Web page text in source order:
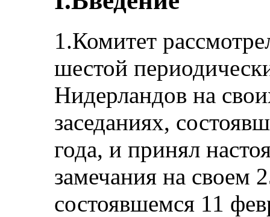
1.Комитет
шестой
Нидерландов на
заседаниях,
года, и принял
замечания на своем
состоявшемся 11